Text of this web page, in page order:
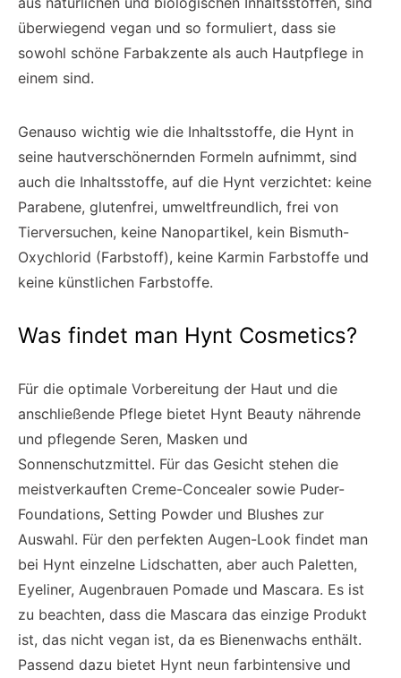
überwiegend vegan und so formuliert, dass sie
sowohl schöne Farbakzente als auch Hautpflege in
einem sind.
Genauso wichtig wie die Inhaltsstoffe, die Hynt in
seine hautverschönernden Formeln aufnimmt, sind
auch die Inhaltsstoffe, auf die Hynt verzichtet: keine
Parabene, glutenfrei, umweltfreundlich, frei von
Tierversuchen, keine Nanopartikel, kein Bismuth-
Oxychlorid (Farbstoff), keine Karmin Farbstoffe und
keine künstlichen Farbstoffe.
Was findet man Hynt Cosmetics?
Für die optimale Vorbereitung der Haut und die
anschließende Pflege bietet Hynt Beauty nährende
und pflegende Seren, Masken und
Sonnenschutzmittel. Für das Gesicht stehen die
meistverkauften Creme-Concealer sowie Puder-
Foundations, Setting Powder und Blushes zur
Auswahl. Für den perfekten Augen-Look findet man
bei Hynt einzelne Lidschatten, aber auch Paletten,
Eyeliner, Augenbrauen Pomade und Mascara. Es ist
zu beachten, dass die Mascara das einzige Produkt
ist, das nicht vegan ist, da es Bienenwachs enthält.
Passend dazu bietet Hynt neun farbintensive und